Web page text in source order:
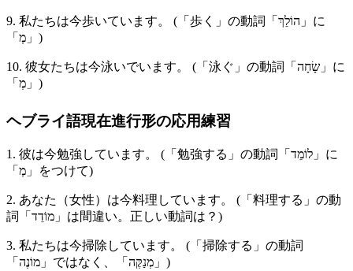
9. 私たちは今歩いています。 (「歩く」の動詞「הוֹלֵךְ」に
「מְ」)
10. 彼女たちは今泳いでいます。 (「泳ぐ」の動詞「שָׂחָה」に
「מְ」)
ヘブライ語現在進行形の応用練習
1. 彼は今勉強しています。 (「勉強する」の動詞「לוֹמֵד」に
「מְ」をつけて)
2. あなた（女性）は今料理しています。 (「料理する」の動
詞「מוֹדֵד」は間違い。正しい動詞は？)
3. 私たちは今掃除しています。 (「掃除する」の動詞
「מוֹנֶה」ではなく、「מְנַקֶּה」)